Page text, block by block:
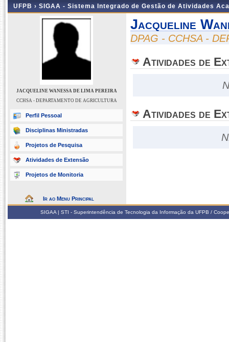
UFPB › SIGAA - Sistema Integrado de Gestão de Atividades
JACQUELINE WANESSA DE LIMA PEREIRA
CCHSA - DEPARTAMENTO DE AGRICULTURA
Perfil Pessoal
Disciplinas Ministradas
Projetos de Pesquisa
Atividades de Extensão
Projetos de Monitoria
Ir ao Menu Principal
Jacqueline
DPAG - CCHSA -
Atividades de
Atividades de
SIGAA | STI - Superintendência de Tecnologia da Informação da UFPB /